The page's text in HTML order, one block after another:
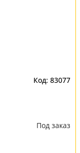
83077
Под заказ